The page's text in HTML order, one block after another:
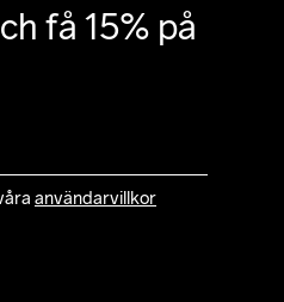
få 15% på
användarvillkor